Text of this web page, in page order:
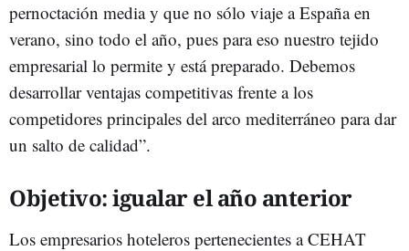
pernoctación media y que no sólo viaje a España en
verano, sino todo el año, pues para eso nuestro tejido
empresarial lo permite y está preparado. Debemos
desarrollar ventajas competitivas frente a los
competidores principales del arco mediterráneo para dar
un salto de calidad”.
Objetivo: igualar el año anterior
Los empresarios hoteleros pertenecientes a CEHAT